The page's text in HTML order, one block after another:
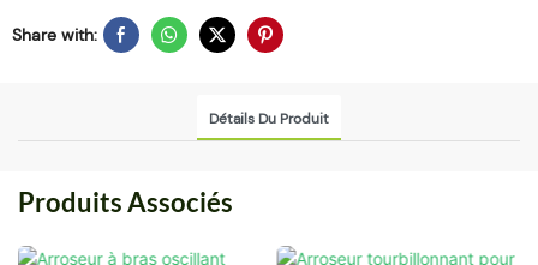
Share with:
Détails Du Produit
Produits Associés